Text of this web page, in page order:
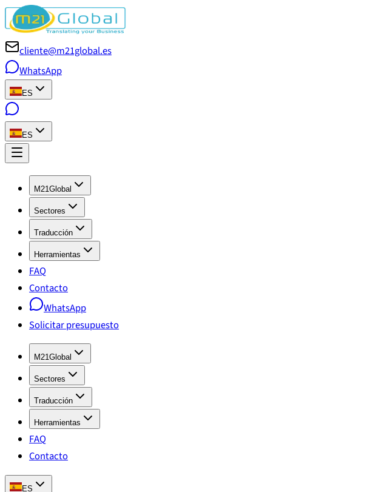
cliente@m21global.es
WhatsApp
ES
ES
M21Global
Sectores
Traducción
Herramientas
FAQ
Contacto
WhatsApp
Solicitar presupuesto
M21Global
Sectores
Traducción
Herramientas
FAQ
Contacto
ES